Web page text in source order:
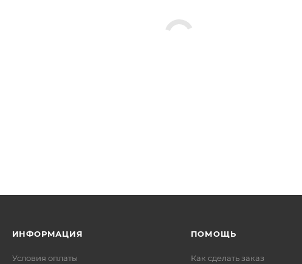
ИНФОРМАЦИЯ
Условия оплаты
ПОМОЩЬ
Как сделать заказ